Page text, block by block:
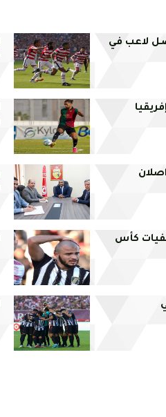
لاعب في
كأس